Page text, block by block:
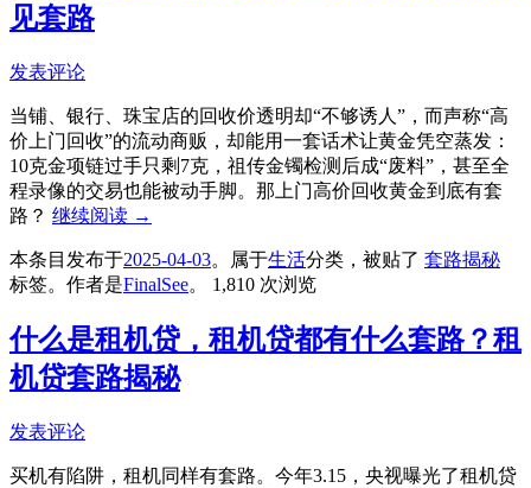
见套路
发表评论
当铺、银行、珠宝店的回收价透明却“不够诱人”，而声称“高
价上门回收”的流动商贩，却能用一套话术让黄金凭空蒸发：
10克金项链过手只剩7克，祖传金镯检测后成“废料”，甚至全
程录像的交易也能被动手脚。那上门高价回收黄金到底有套
路？ 继续阅读 →
本条目发布于2025-04-03。属于生活分类，被贴了 套路揭秘
标签。 作者是FinalSee。 1,810 次浏览
什么是租机贷，租机贷都有什么套路？租
机贷套路揭秘
发表评论
买机有陷阱，租机同样有套路。今年3.15，央视曝光了租机贷